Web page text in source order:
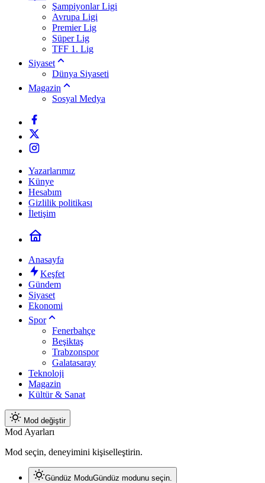
Şampiyonlar Ligi
Avrupa Ligi
Premier Lig
Süper Lig
TFF 1. Lig
Siyaset
Dünya Siyaseti
Magazin
Sosyal Medya
Yazarlarımız
Künye
Hesabım
Gizlilik politikası
İletişim
Anasayfa
Keşfet
Gündem
Siyaset
Ekonomi
Spor
Fenerbahçe
Beşiktaş
Trabzonspor
Galatasaray
Teknoloji
Magazin
Kültür & Sanat
Mod değiştir
Mod Ayarları
Mod seçin, deneyimini kişiselleştirin.
Gündüz ModuGündüz modunu seçin.